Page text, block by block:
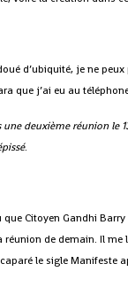
d’ubiquité, je ne
que j’ai eu au
une deuxième réunion le
.
que Citoyen Gandhi
de demain. Il me
le sigle Manifeste